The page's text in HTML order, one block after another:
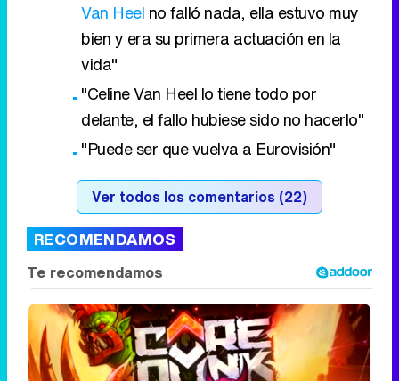
Van Heel no falló nada, ella estuvo muy
bien y era su primera actuación en la
vida"
"Celine Van Heel lo tiene todo por
delante, el fallo hubiese sido no hacerlo"
"Puede ser que vuelva a Eurovisión"
Ver todos los comentarios (22)
RECOMENDAMOS